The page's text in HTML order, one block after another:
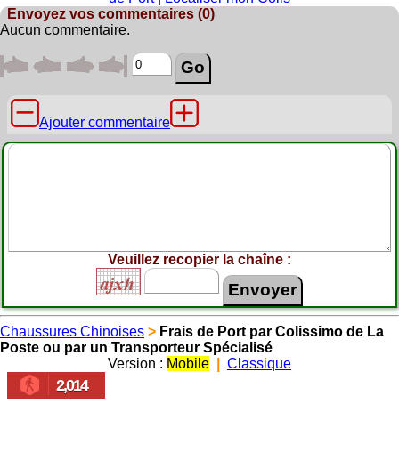
Envoyez vos commentaires (0)
Aucun commentaire.
Ajouter commentaire
Veuillez recopier la chaîne :
Chaussures Chinoises > Frais de Port par Colissimo de La
Poste ou par un Transporteur Spécialisé
Version : Mobile Classique
2,014